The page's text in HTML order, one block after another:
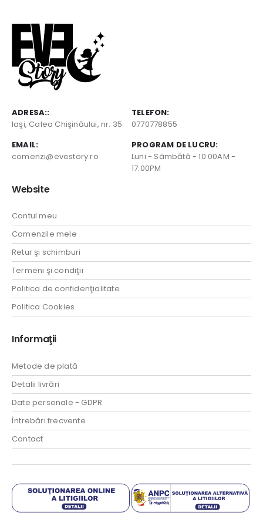
ADRESA::
Iaşi, Calea Chişinăului, nr. 35
TELEFON:
0770778855
EMAIL:
comenzi@evestory.ro
PROGRAM DE LUCRU:
Luni - Sâmbătă - 10:00AM -
17:00PM
Website
Contul meu
Comenzile mele
Retur şi schimburi
Termeni şi condiţii
Politica de confidenţialitate
Politica Cookies
Informaţii
Metode de plată
Detalii livrări
Date personale - GDPR
Întrebări frecvente
Contact